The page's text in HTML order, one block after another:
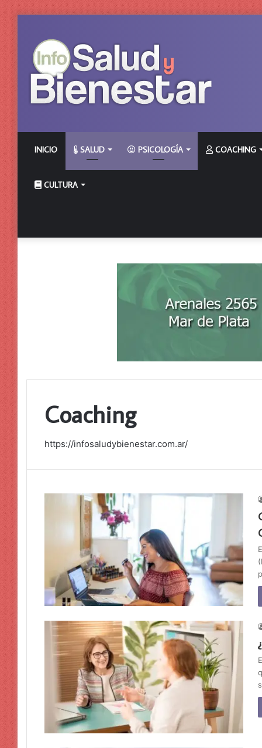
INICIO SALUD PSICOLOGÍA COACHING
CULTURA
Coaching
https://infosaludybienestar.com.ar/